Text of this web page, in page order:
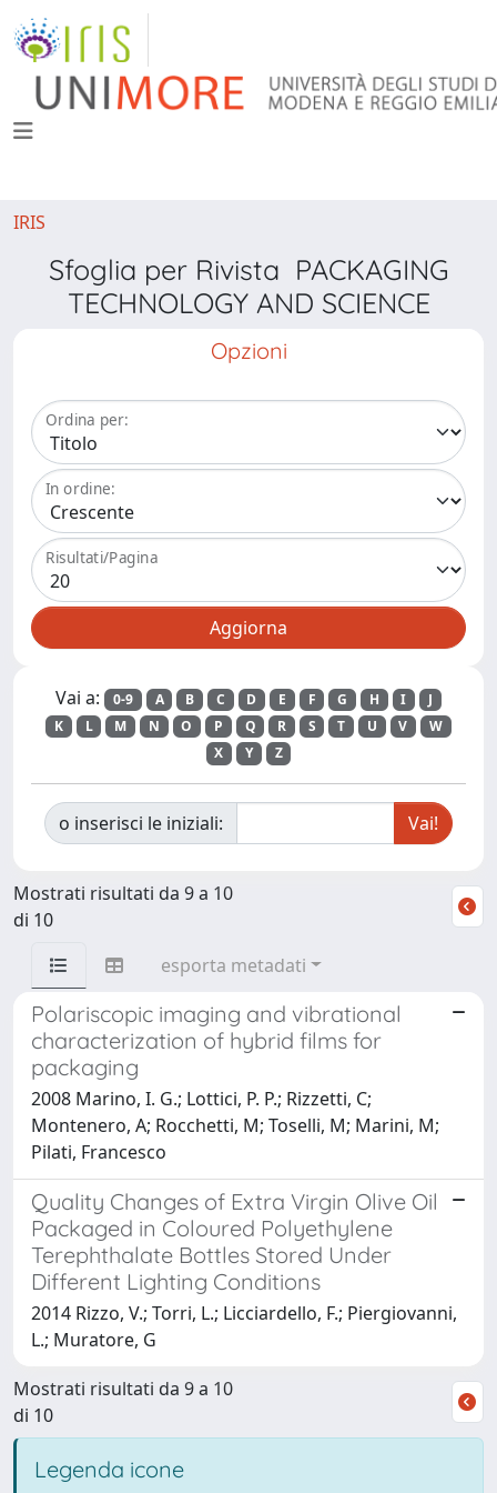
IRIS
Sfoglia per Rivista PACKAGING
TECHNOLOGY AND SCIENCE
Opzioni
Ordina per:
In ordine:
Risultati/Pagina
Vai a: 0-9 A B C D E F G H I
J
K
L M N O P Q R S T U V
W
X
Y Z
o inserisci le iniziali:
Mostrati risultati da 9 a 10
di 10
esporta metadati
Polariscopic imaging and vibrational
characterization of hybrid films for
packaging
2008 Marino, I. G.; Lottici, P. P.; Rizzetti, C;
Montenero, A; Rocchetti, M; Toselli, M; Marini, M;
Pilati, Francesco
Quality Changes of Extra Virgin Olive Oil
Packaged in Coloured Polyethylene
Terephthalate Bottles Stored Under
Different Lighting Conditions
2014 Rizzo, V.; Torri, L.; Licciardello, F.; Piergiovanni,
L.; Muratore, G
Mostrati risultati da 9 a 10
di 10
Legenda icone